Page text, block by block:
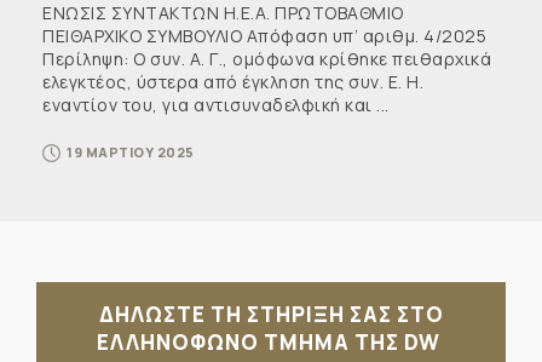
ΕΝΩΣΙΣ ΣΥΝΤΑΚΤΩΝ Η.Ε.Α. ΠΡΩΤΟΒΑΘΜΙΟ
ΠΕΙΘΑΡΧΙΚΟ ΣΥΜΒΟΥΛΙΟ Απόφαση υπ’ αριθμ. 4/2025
Περίληψη: Ο συν. Α. Γ., ομόφωνα κρίθηκε πειθαρχικά
ελεγκτέος, ύστερα από έγκληση της συν. Ε. Η.
εναντίον του, για αντισυναδελφική και ...
19 ΜΑΡΤΙΟΥ 2025
ΔΗΛΩΣΤΕ ΤΗ ΣΤΗΡΙΞΗ ΣΑΣ ΣΤΟ
ΕΛΛΗΝΟΦΩΝΟ ΤΜΗΜΑ ΤΗΣ DW